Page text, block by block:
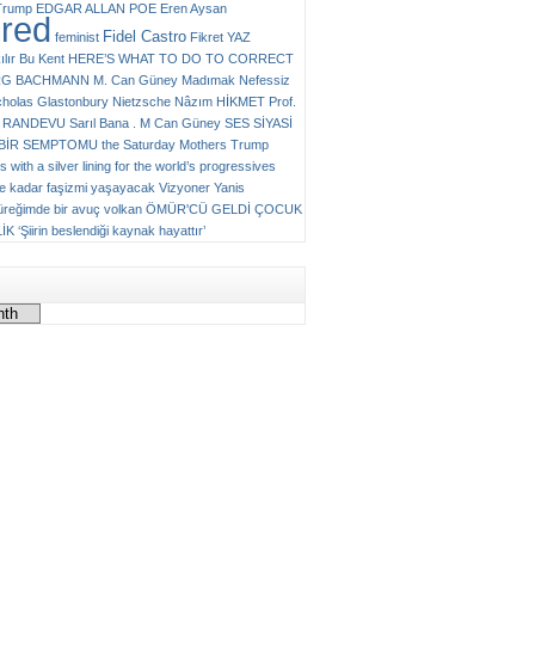
EDGAR ALLAN POE Eren Aysan
feminist Fidel Castro Fikret YAZ
Bu Kent HERE’S WHAT TO DO TO CORRECT
BACHMANN M. Can Güney Madımak Nefessiz
Glastonbury Nietzsche Nâzım HİKMET Prof.
RANDEVU Sarıl Bana . M Can Güney SES SİYASİ
SEMPTOMU the Saturday Mothers Trump
with a silver lining for the world’s progressives
kadar faşizmi yaşayacak Vizyoner Yanis
bir avuç volkan ÖMÜR'CÜ GELDİ ÇOCUK
‘Şiirin beslendiği kaynak hayattır’